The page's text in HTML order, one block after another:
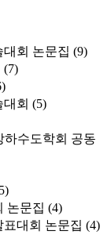
회 논문집 (9)
(7)
회 (5)
하수도학회 공동
논문집 (4)
대회 논문집 (4)